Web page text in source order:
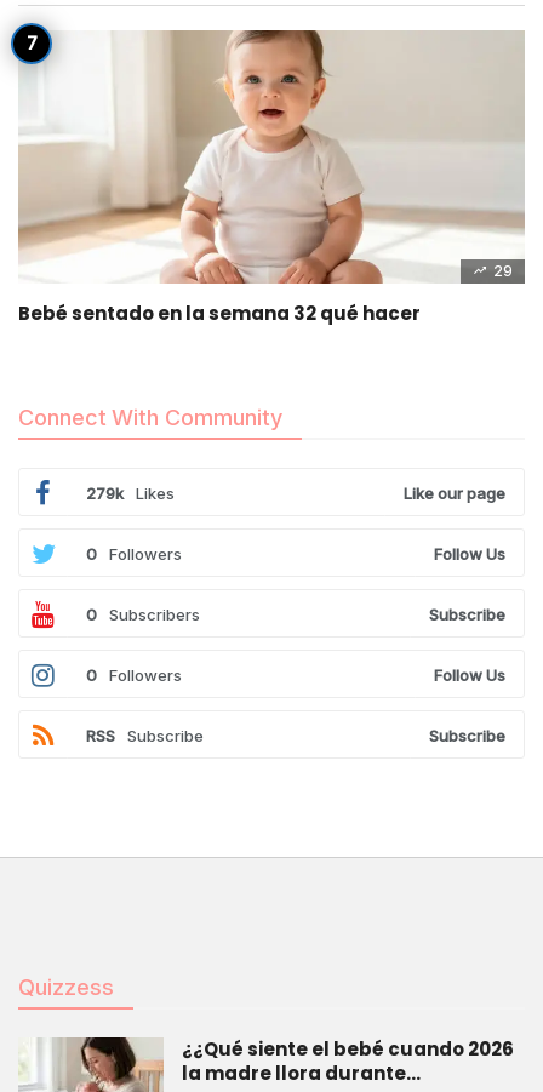
29
Bebé sentado en la semana 32 qué hacer
Connect With Community
279k Likes Like our page
0 Followers Follow Us
0 Subscribers Subscribe
0 Followers Follow Us
RSS Subscribe Subscribe
Quizzess
¿¿Qué siente el bebé cuando 2026
la madre llora durante…